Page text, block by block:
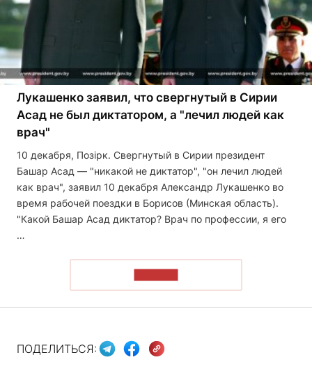
Лукашенко заявил, что свергнутый в Сирии
Асад не был диктатором, а "лечил людей как
врач"
10 декабря, Позірк. Свергнутый в Сирии президент
Башар Асад — "никакой не диктатор", "он лечил людей
как врач", заявил 10 декабря Александр Лукашенко во
время рабочей поездки в Борисов (Минская область).
"Какой Башар Асад диктатор? Врач по профессии, я его
…
ПОДЕЛИТЬСЯ: